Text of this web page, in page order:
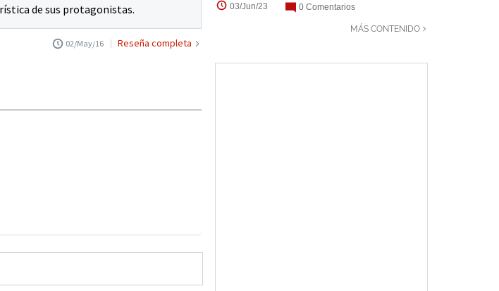
de sus protagonistas.
02/May/16 Reseña completa
03/Jun/23 0 Comentarios
MÁS CONTENIDO